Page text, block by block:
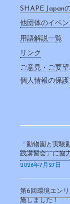
SHAPE Japan
他団体のイベン
用語解説一覧
リンク
ご意見・ご要望
個人情報の保護
「動物園と実
践講習会」に協
2026年7月27日
第6回環境エン
施しました！